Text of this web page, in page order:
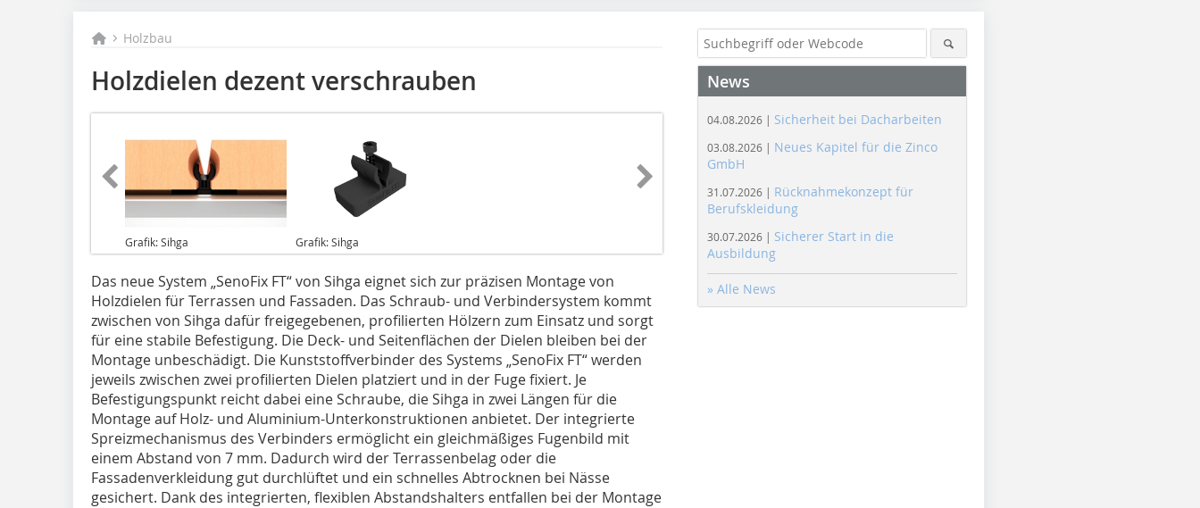
Holzbau
Holzdielen dezent verschrauben
Grafik: Sihga Grafik: Sihga
Das neue System „SenoFix FT“ von Sihga eignet sich zur präzisen Montage von
Holzdielen für Terrassen und Fassaden. Das Schraub- und Verbindersystem kommt
zwischen von Sihga dafür freigegebenen, profilierten Hölzern zum Einsatz und sorgt
für eine stabile Befestigung. Die Deck- und Seitenflächen der Dielen bleiben bei der
Montage unbeschädigt. Die Kunststoffverbinder des Systems „SenoFix FT“ werden
jeweils zwischen zwei profilierten Dielen platziert und in der Fuge fixiert. Je
Befestigungspunkt reicht dabei eine Schraube, die Sihga in zwei Längen für die
Montage auf Holz- und Aluminium-Unterkonstruktionen anbietet. Der integrierte
Spreizmechanismus des Verbinders ermöglicht ein gleichmäßiges Fugenbild mit
einem Abstand von 7 mm. Dadurch wird der Terrassenbelag oder die
Fassadenverkleidung gut durchlüftet und ein schnelles Abtrocknen bei Nässe
gesichert. Dank des integrierten, flexiblen Abstandshalters entfallen bei der Montage
News
04.08.2026 | Sicherheit bei Dacharbeiten
03.08.2026 | Neues Kapitel für die Zinco
GmbH
31.07.2026 | Rücknahmekonzept für
Berufskleidung
30.07.2026 | Sicherer Start in die
Ausbildung
» Alle News